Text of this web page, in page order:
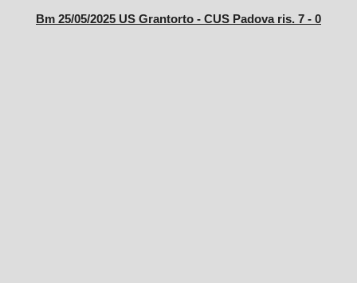
Bm 25/05/2025 US Grantorto - CUS Padova ris. 7 - 0